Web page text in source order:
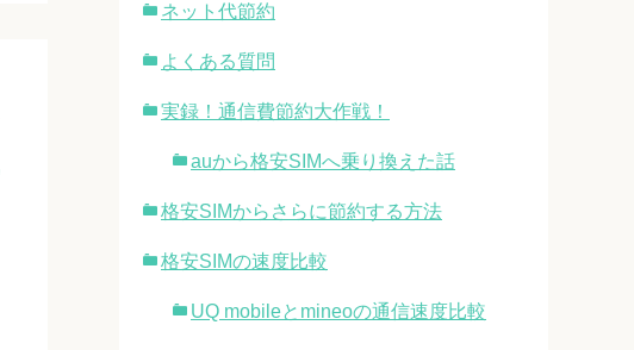
ネット代節約
よくある質問
実録！通信費節約大作戦！
auから格安SIMへ乗り換えた話
格安SIMからさらに節約する方法
格安SIMの速度比較
UQ mobileとmineoの通信速度比較